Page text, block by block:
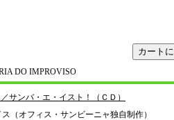
DO IMPROVISO
サンバ・エ・イスト！（ＣＤ）
ス（オフィス・サンビーニャ独自制作）